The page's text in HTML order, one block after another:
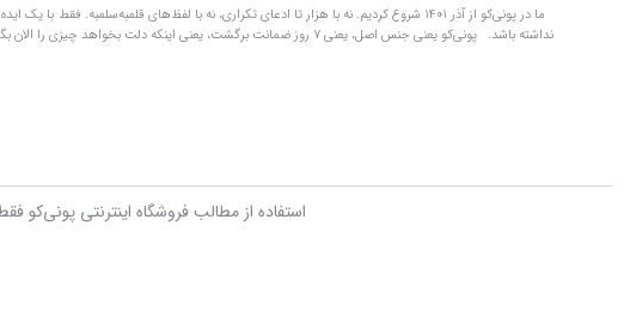
ما در پونی‌کو از آذر ۱۴۰۱ شروع کردیم. نه با هزار تا ادعای تکراری، نه با لفظ‌های
نداشته باشد. پونی‌کو یعنی جنس اصل، یعنی ۷ روز ضمانت برگشت، یعنی اینکه دلت بخواهد چیزی را الان بگیری و بعداً آروم آروم حسابی‌اش را بدهی.
استفاده از مطالب فروشگاه اینترنتی